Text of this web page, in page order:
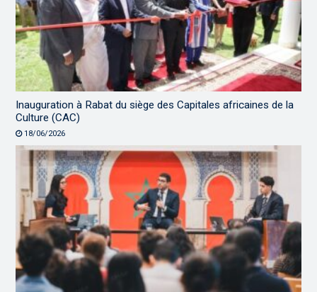
Inauguration à Rabat du siège des Capitales africaines de la
Culture (CAC)
18/06/2026